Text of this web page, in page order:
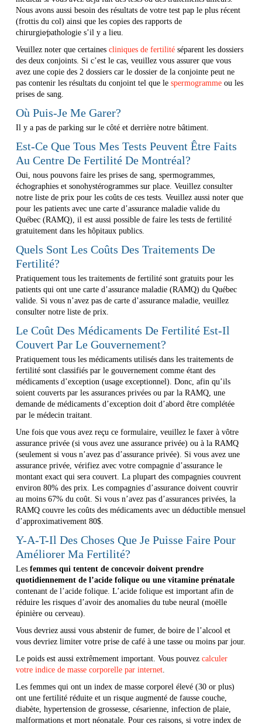
Nous avons aussi besoin des résultats de votre test pap le plus récent
(frottis du col) ainsi que les copies des rapports de
chirurgie∕pathologie s’il y a lieu.
Veuillez noter que certaines cliniques de fertilitéséparent les dossiers
des deux conjoints. Si c’est le cas, veuillez vous assurer que vous
avez une copie des 2 dossiers car le dossier de la conjointe peut ne
pas contenir les résultats du conjoint tel que le spermogrammeou les
prises de sang.
Où Puis-Je Me Garer?
Il y a pas de parking sur le côté et derrière notre bâtiment.
Est-Ce Que Tous Mes Tests Peuvent Être Faits
Au Centre De Fertilité De Montréal?
Oui, nous pouvons faire les prises de sang, spermogrammes,
échographies et sonohystérogrammes sur place. Veuillez consulter
notre liste de prix pour les coûts de ces tests. Veuillez aussi noter que
pour les patients avec une carte d’assurance maladie valide du
Québec (RAMQ), il est aussi possible de faire les tests de fertilité
gratuitement dans les hôpitaux publics.
Quels Sont Les Coûts Des Traitements De
Fertilité?
Pratiquement tous les traitements de fertilité sont gratuits pour les
patients qui ont une carte d’assurance maladie (RAMQ) du Québec
valide. Si vous n’avez pas de carte d’assurance maladie, veuillez
consulter notre liste de prix.
Le Coût Des Médicaments De Fertilité Est-Il
Couvert Par Le Gouvernement?
Pratiquement tous les médicaments utilisés dans les traitements de
fertilité sont classifiés par le gouvernement comme étant des
médicaments d’exception (usage exceptionnel). Donc, afin qu’ils
soient couverts par les assurances privées ou par la RAMQ, une
demande de médicaments d’exception doit d’abord être complétée
par le médecin traitant.
Une fois que vous avez reçu ce formulaire, veuillez le faxer à vôtre
assurance privée (si vous avez une assurance privée) ou à la RAMQ
(seulement si vous n’avez pas d’assurance privée). Si vous avez une
assurance privée, vérifiez avec votre compagnie d’assurance le
montant exact qui sera couvert. La plupart des compagnies couvrent
environ 80% des prix. Les compagnies d’assurance doivent couvrir
au moins 67% du coût. Si vous n’avez pas d’assurances privées, la
RAMQ couvre les coûts des médicaments avec un déductible mensuel
d’approximativement 80$.
Y-A-T-Il Des Choses Que Je Puisse Faire Pour
Améliorer Ma Fertilité?
Les femmes qui tentent de concevoir doivent prendre
quotidiennement de l’acide folique ou une vitamine prénatale
contenant de l’acide folique. L’acide folique est important afin de
réduire les risques d’avoir des anomalies du tube neural (moëlle
épinière ou cerveau).
Vous devriez aussi vous abstenir de fumer, de boire de l’alcool et
vous devriez limiter votre prise de café à une tasse ou moins par jour.
Le poids est aussi extrêmement important. Vous pouvez calculer
votre indice de masse corporelle par internet.
Les femmes qui ont un index de masse corporel élevé (30 or plus)
ont une fertilité réduite et un risque augmenté de fausse couche,
diabète, hypertension de grossesse, césarienne, infection de plaie,
malformations et mort néonatale. Pour ces raisons, si votre index de